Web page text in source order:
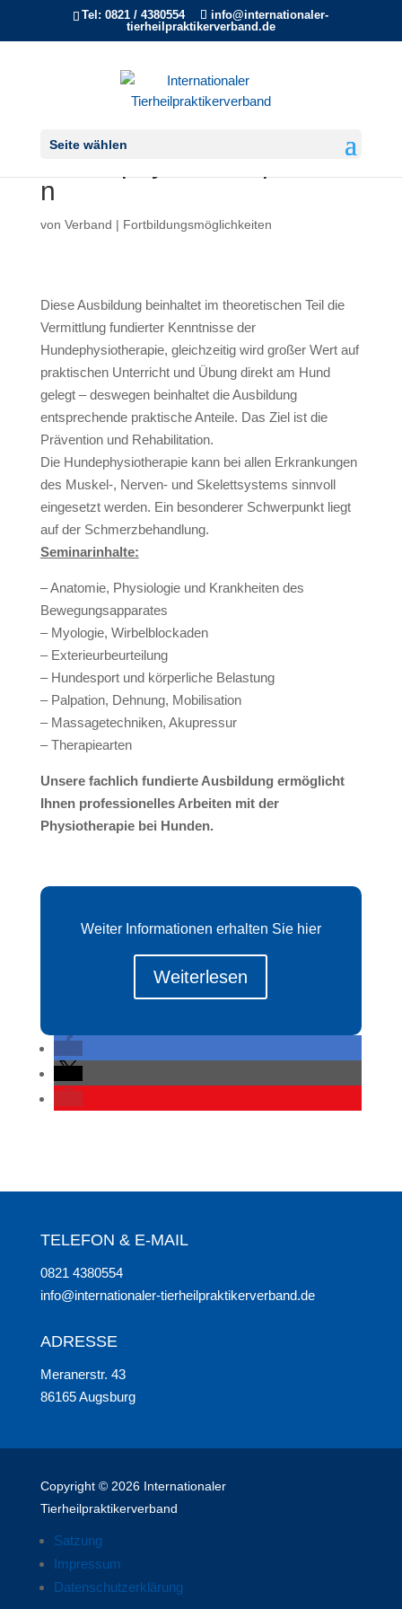
Tel: 0821 / 4380554
info@internationaler-
tierheilpraktikerverband.de
Seite wählen
Ausbildung zum/r
Hundephysiotherapeuten/i
n
von Verband | Fortbildungsmöglichkeiten
Diese Ausbildung beinhaltet im theoretischen Teil die
Vermittlung fundierter Kenntnisse der
Hundephysiotherapie, gleichzeitig wird großer Wert auf
praktischen Unterricht und Übung direkt am Hund
gelegt – deswegen beinhaltet die Ausbildung
entsprechende praktische Anteile. Das Ziel ist die
Prävention und Rehabilitation.
Die Hundephysiotherapie kann bei allen Erkrankungen
des Muskel-, Nerven- und Skelettsystems sinnvoll
eingesetzt werden. Ein besonderer Schwerpunkt liegt
auf der Schmerzbehandlung.
Seminarinhalte:
– Anatomie, Physiologie und Krankheiten des
Bewegungsapparates
– Myologie, Wirbelblockaden
– Exterieurbeurteilung
– Hundesport und körperliche Belastung
– Palpation, Dehnung, Mobilisation
– Massagetechniken, Akupressur
– Therapiearten
Unsere fachlich fundierte Ausbildung ermöglicht
Ihnen professionelles Arbeiten mit der
Physiotherapie bei Hunden.
Weiter Informationen erhalten Sie hier
Weiterlesen
TELEFON & E-MAIL
0821 4380554
info@internationaler-tierheilpraktikerverband.de
ADRESSE
Meranerstr. 43
86165 Augsburg
Copyright © 2026 Internationaler
Tierheilpraktikerverband
Satzung
Impressum
Datenschutzerklärung